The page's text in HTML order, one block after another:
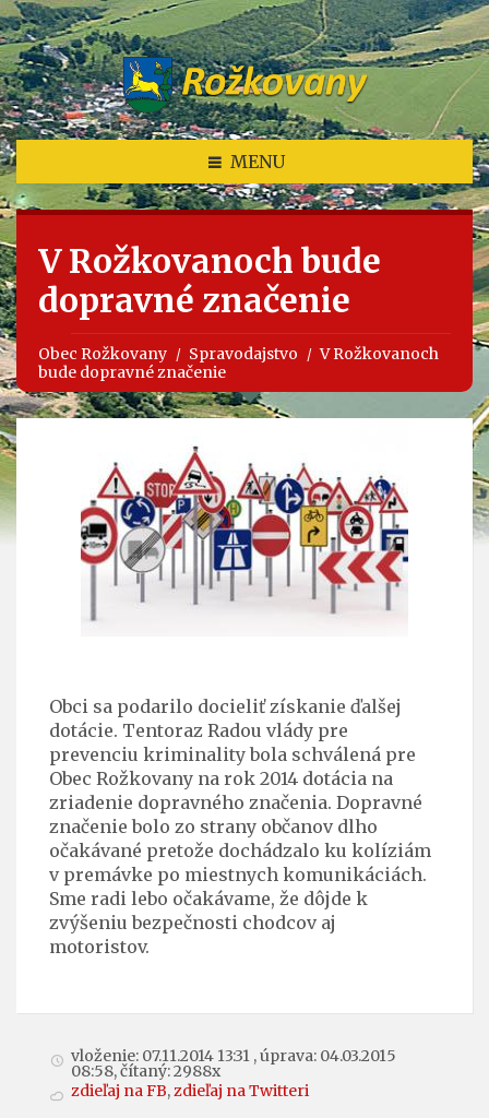
MENU
V Rožkovanoch bude
dopravné značenie
Obec Rožkovany Spravodajstvo
V Rožkovanoch
bude dopravné značenie
Obci sa podarilo docieliť získanie ďalšej
dotácie. Tentoraz Radou vlády pre
prevenciu kriminality bola schválená pre
Obec Rožkovany na rok 2014 dotácia na
zriadenie dopravného značenia. Dopravné
značenie bolo zo strany občanov dlho
očakávané pretože dochádzalo ku kolíziám
v premávke po miestnych komunikáciách.
Sme radi lebo očakávame, že dôjde k
zvýšeniu bezpečnosti chodcov aj
motoristov.
vloženie: 07.11.2014 13:31 , úprava: 04.03.2015
08:58, čítaný: 2988x
zdieľaj na FB,zdieľaj na Twitteri